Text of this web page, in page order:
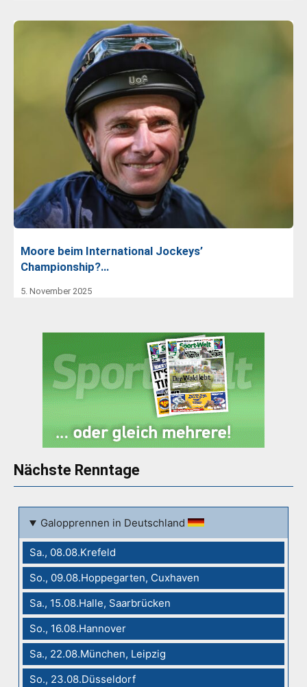
Moore beim International Jockeys’
Championship?…
5. November 2025
Nächste Renntage
Galopprennen in Deutschland
Sa., 08.08.Krefeld
So., 09.08.Hoppegarten, Cuxhaven
Sa., 15.08.Halle, Saarbrücken
So., 16.08.Hannover
Sa., 22.08.München, Leipzig
So., 23.08.Düsseldorf